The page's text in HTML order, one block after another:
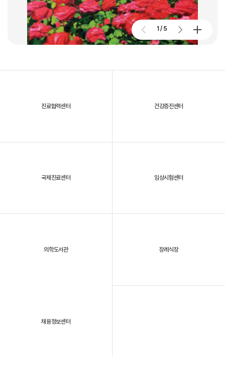
2026. 01. 02
2025년, 대구파티마병원을 되돌아보다
2026.07.27
대구파티마병원, 개원 70주년 기념 및 제11회 생명사랑 생명주간 축제
1 / 5
진료협력센터 건강증진센터
국제진료센터 임상시험센터
의학도서관 장례식장
채용정보센터